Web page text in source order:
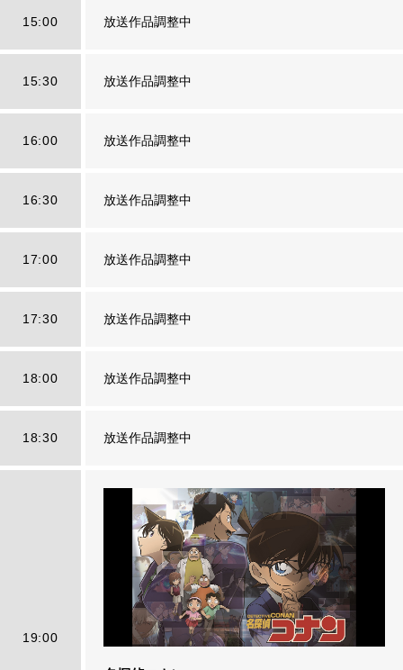
15:00 放送作品調整中
15:30 放送作品調整中
16:00 放送作品調整中
16:30 放送作品調整中
17:00 放送作品調整中
17:30 放送作品調整中
18:00 放送作品調整中
18:30 放送作品調整中
19:00